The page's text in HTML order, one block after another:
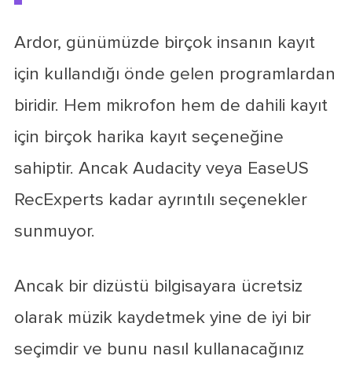
Ardor, günümüzde birçok insanın kayıt
için kullandığı önde gelen programlardan
biridir. Hem mikrofon hem de dahili kayıt
için birçok harika kayıt seçeneğine
sahiptir. Ancak Audacity veya EaseUS
RecExperts kadar ayrıntılı seçenekler
sunmuyor.
Ancak bir dizüstü bilgisayara ücretsiz
olarak müzik kaydetmek yine de iyi bir
seçimdir ve bunu nasıl kullanacağınız